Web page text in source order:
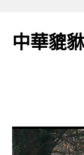
主
中華貔